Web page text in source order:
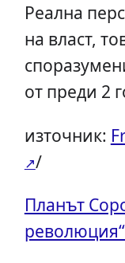
Реална
на власт,
от преди 2
източник:
/
Планът